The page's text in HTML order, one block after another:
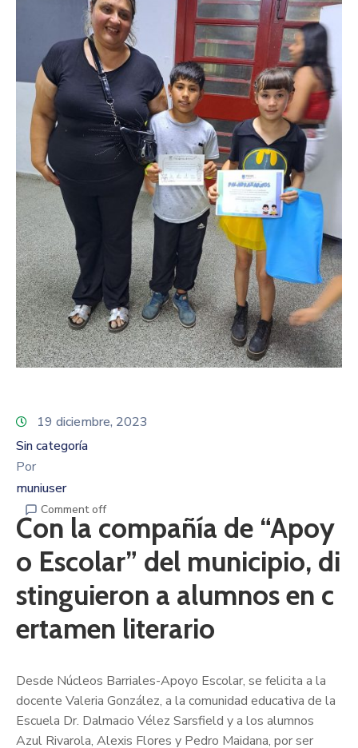
19 diciembre, 2023
Sin categoría
Por
muniuser
Comment off
Con la compañía de “Apoy
o Escolar” del municipio, di
stinguieron a alumnos en c
ertamen literario
Desde Núcleos Barriales-Apoyo Escolar, se felicita a la
docente Valeria González, a la comunidad educativa de la
Escuela Dr. Dalmacio Vélez Sarsfield y a los alumnos
Azul Rivarola, Alexis Flores y Pedro Maidana, por ser